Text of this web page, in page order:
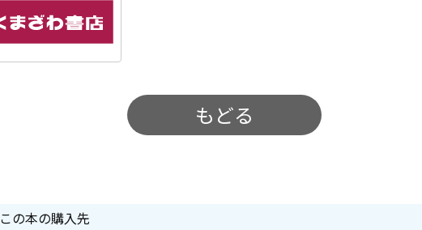
もどる
この本の購入先